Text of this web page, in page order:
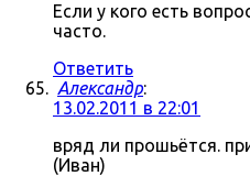
Если у кого есть
часто.
Ответить
Александр:
13.02.2011 в 22:01
вряд ли прошьётся.
(Иван)